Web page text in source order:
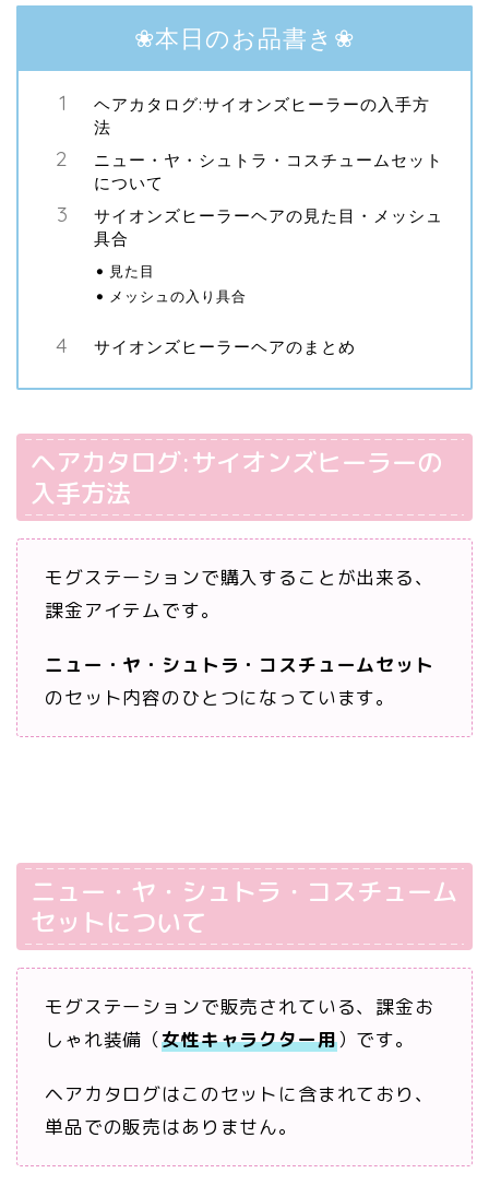
❀本日のお品書き❀
ヘアカタログ:サイオンズヒーラーの入手方
法
ニュー・ヤ・シュトラ・コスチュームセット
について
サイオンズヒーラーヘアの見た目・メッシュ
具合
見た目
メッシュの入り具合
サイオンズヒーラーヘアのまとめ
ヘアカタログ:サイオンズヒーラーの
入手方法
モグステーションで購入することが出来る、
課金アイテムです。
ニュー・ヤ・シュトラ・コスチュームセット
のセット内容のひとつになっています。
ニュー・ヤ・シュトラ・コスチューム
セットについて
モグステーションで販売されている、課金お
しゃれ装備（女性キャラクター用）です。
ヘアカタログはこのセットに含まれており、
単品での販売はありません。